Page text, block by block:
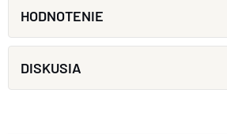
HODNOTENIE
DISKUSIA